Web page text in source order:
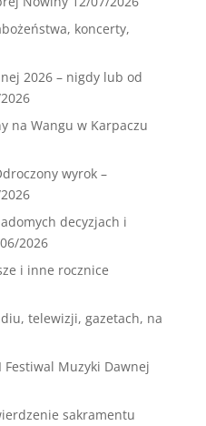
koncerty,
2026 – nigdy lub od
na Wangu w Karpaczu
wyrok –
decyzjach i
2026
i inne rocznice
telewizji, gazetach, na
Festiwal Muzyki Dawnej
sakramentu